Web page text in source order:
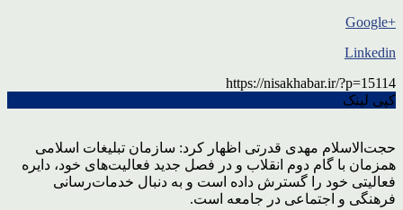
+Google
Linkedin
https://nisakhabar.ir/?p=15114
کپی لینک
حجت‌الاسلام مهدی قدرتی اظهار کرد: سازمان تبلیغات اسلامی
همزمان با گام دوم انقلاب و در فصل جدید فعالیت‌های خود، دایره
فعالیتی خود را گسترش داده است و به دنبال خدمات‌رسانی
فرهنگی و اجتماعی در جامعه است.